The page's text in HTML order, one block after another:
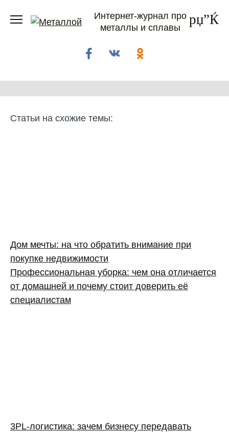
Интернет-журнал про
металлы и сплавы
Статьи на схожие темы:
Дом мечты: на что обратить внимание при
покупке недвижимости
Профессиональная уборка: чем она отличается
от домашней и почему стоит доверить её
специалистам
3PL‑логистика: зачем бизнесу передавать